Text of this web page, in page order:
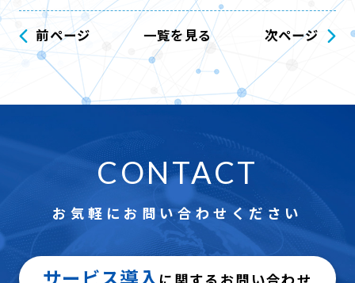
前ページ 一覧を見る 次ページ
CONTACT
お気軽にお問い合わせください
サービス導入